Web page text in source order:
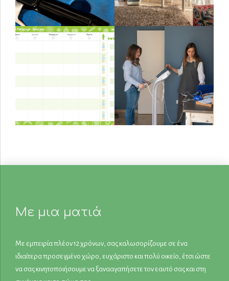
Με μια ματιά
Με εμπειρία πλέον 12 χρόνων, σας καλωσορίζουμε σε ένα
ιδιαίτερα προσεγμένο χώρο, ευχάριστο και πολύ οικείο, έτσι ώστε
να σας κινητοποιήσουμε να ξανααγαπήσετε τον εαυτό σας και στη